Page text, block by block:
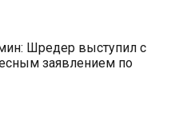
Шредер выступил с
заявлением по